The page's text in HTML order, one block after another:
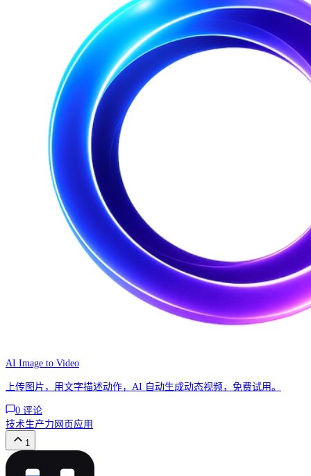
AI Image to Video
上传图片，用文字描述动作，AI 自动生成动态视频，免费试用。
0 评论
技术生产力 网页应用
1